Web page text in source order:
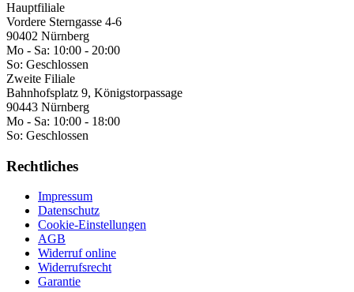
Hauptfiliale
Vordere Sterngasse 4-6
90402 Nürnberg
Mo - Sa: 10:00 - 20:00
So: Geschlossen
Zweite Filiale
Bahnhofsplatz 9, Königstorpassage
90443 Nürnberg
Mo - Sa: 10:00 - 18:00
So: Geschlossen
Rechtliches
Impressum
Datenschutz
Cookie-Einstellungen
AGB
Widerruf online
Widerrufsrecht
Garantie